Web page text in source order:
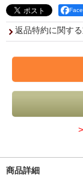
返品特約に関す
商品詳細